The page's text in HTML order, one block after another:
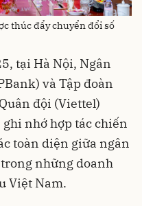
thúc đẩy chuyển đổi số
tại Hà Nội, Ngân
và Tập đoàn
đội (Viettel)
nhớ hợp tác chiến
toàn diện giữa ngân
những doanh
Việt Nam.